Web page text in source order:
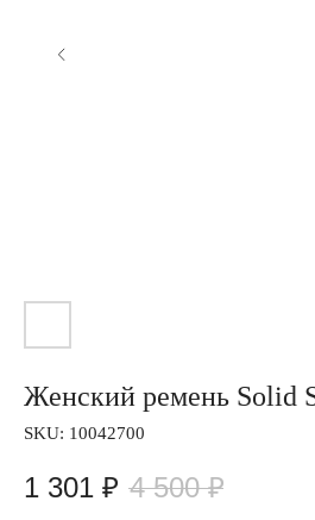
Женский ремень Solid
SKU: 10042700
1 301 ₽ 4 500 ₽